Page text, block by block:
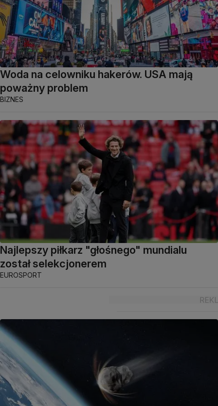
Woda na celowniku hakerów. USA mają
poważny problem
BIZNES
Najlepszy piłkarz "głośnego" mundialu
został selekcjonerem
EUROSPORT